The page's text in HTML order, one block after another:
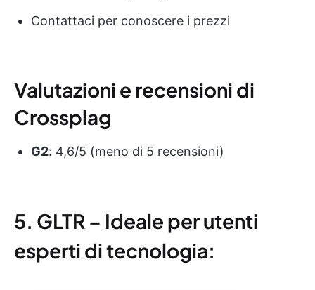
Contattaci per conoscere i prezzi
Valutazioni e recensioni di
Crossplag
G2: 4,6/5 (meno di 5 recensioni)
5. GLTR – Ideale per utenti
esperti di tecnologia: